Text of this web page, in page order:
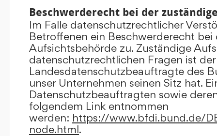
Beschwerderecht bei der
Im Falle datenschutzrechtlicher
Betroffenen ein Beschwerderecht bei
Aufsichtsbehörde zu. Zuständige
datenschutzrechtlichen Fragen ist der
Landesdatenschutzbeauftragte des
unser Unternehmen seinen Sitz hat.
Datenschutzbeauftragten sowie
folgendem Link entnommen
werden: https://www.bfdi.bund.de/
node.html.